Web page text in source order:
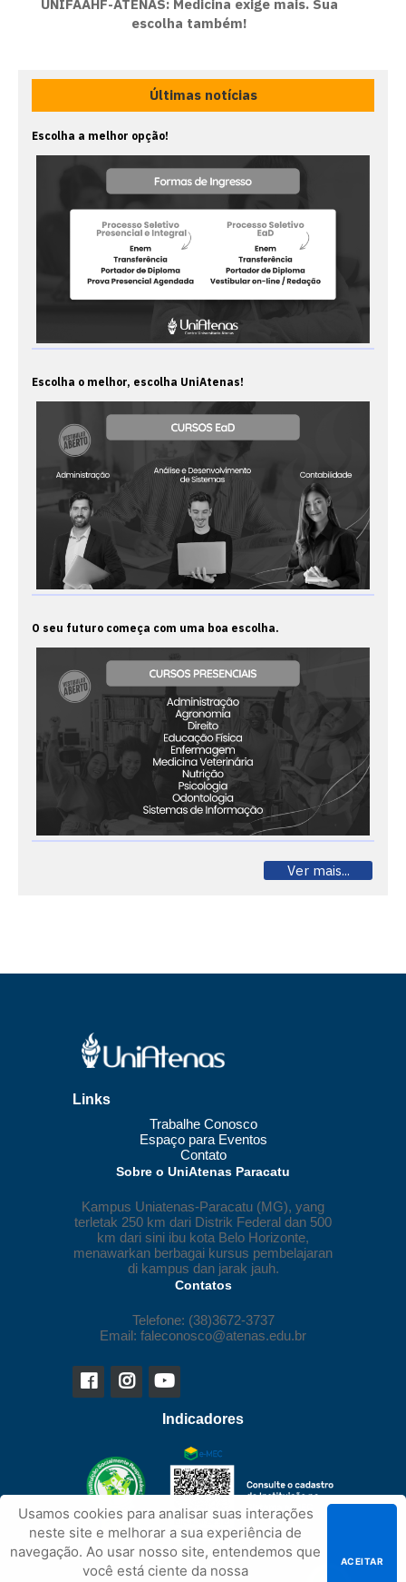
UNIFAAHF-ATENAS: Medicina exige mais. Sua
escolha também!
Últimas notícias
Escolha a melhor opção!
Escolha o melhor, escolha UniAtenas!
O seu futuro começa com uma boa escolha.
Ver mais...
Links
Trabalhe Conosco
Espaço para Eventos
Contato
Sobre o UniAtenas Paracatu
Kampus Uniatenas-Paracatu (MG), yang
terletak 250 km dari Distrik Federal dan 500
km dari sini ibu kota Belo Horizonte,
menawarkan berbagai kursus pembelajaran
di kampus dan jarak jauh.
Contatos
Telefone: (38)3672-3737
Email: faleconosco@atenas.edu.br
Indicadores
Usamos cookies para analisar suas interações
neste site e melhorar a sua experiência de
navegação. Ao usar nosso site, entendemos que
você está ciente da nossa
ACEITAR